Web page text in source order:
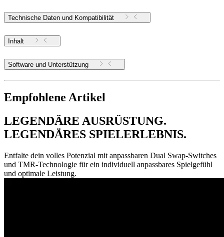
Technische Daten und Kompatibilität
Inhalt
Software und Unterstützung
Empfohlene Artikel
LEGENDÄRE AUSRÜSTUNG.
LEGENDÄRES SPIELERLEBNIS.
Entfalte dein volles Potenzial mit anpassbaren Dual Swap-Switches
und TMR-Technologie für ein individuell anpassbares Spielgefühl
und optimale Leistung.